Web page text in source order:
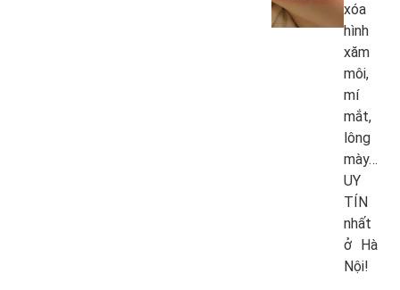
xóa
hình
xăm
môi,
mí
mắt,
lông
mày…
UY
TÍN
nhất
ở Hà
Nội!